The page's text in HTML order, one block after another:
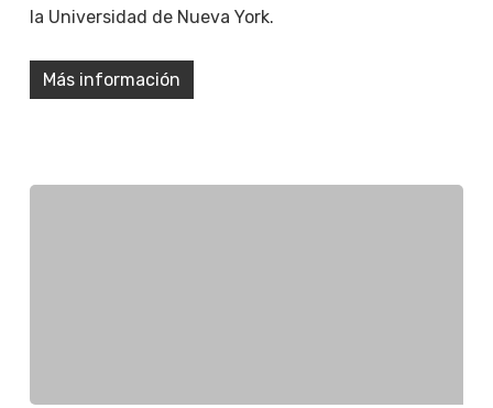
la Universidad de Nueva York.
Más información